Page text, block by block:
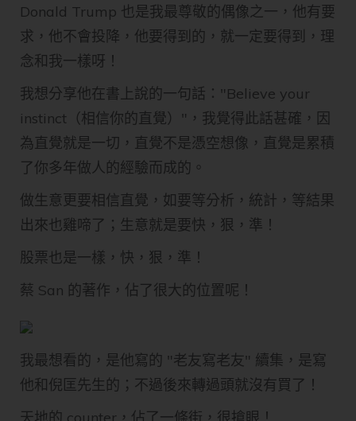
Donald Trump 也是我最尊敬的偶像之一，他有要
求，他不會投降，他要得到的，就一定要得到，理
念和我一樣呀！
我想分享他在書上說的一句話："Believe your
instinct（相信你的直覺）"，我覺得此話甚確，因
為直覺就是一切，直覺不是憑空想像，直覺是累積
了你多年做人的經驗而成的。
做生意更要相信直覺，如要等分析，統計，等結果
出來也雞啼了；生意就是要快，狠，準！
股票也是一樣，快，狠，準！
蔡 San 的著作，佔了很大的位置呢！
我最想看的，是他寫的 "老友寫老友" 續集，是寫
他和倪匡先生的；不過後來轉過頭就沒有買了！